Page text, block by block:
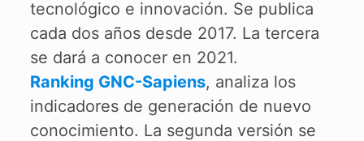
tecnológico e innovación. Se publica
cada dos años desde 2017. La tercera
se dará a conocer en 2021.
Ranking GNC-Sapiens, analiza los
indicadores de generación de nuevo
conocimiento. La segunda versión se